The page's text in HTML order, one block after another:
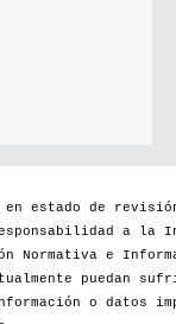
en estado de
a la
Normativa e
puedan
o datos